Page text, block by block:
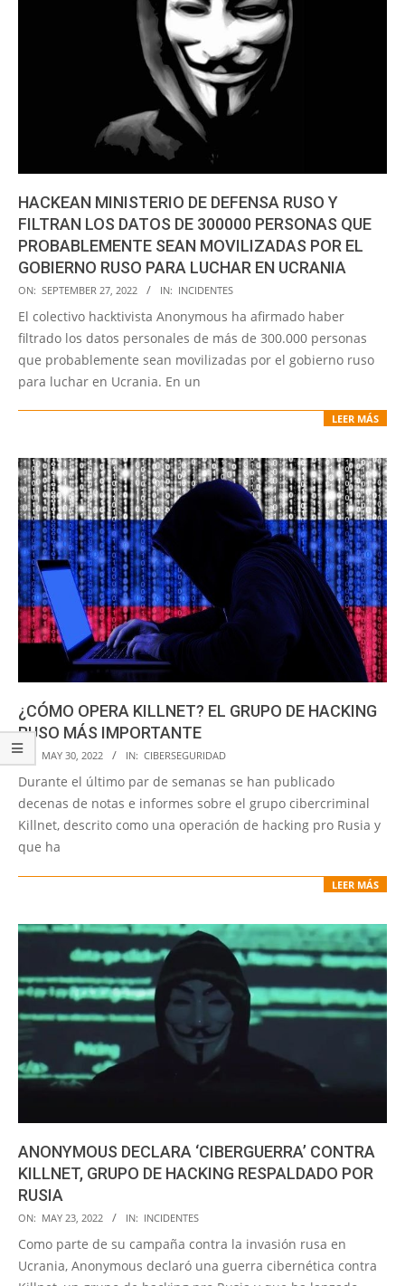
HACKEAN MINISTERIO DE DEFENSA RUSO Y
FILTRAN LOS DATOS DE 300000 PERSONAS QUE
PROBABLEMENTE SEAN MOVILIZADAS POR EL
GOBIERNO RUSO PARA LUCHAR EN UCRANIA
2022-
09-
27
ON: SEPTEMBER 27, 2022 IN: INCIDENTES
El colectivo hacktivista Anonymous ha afirmado haber
filtrado los datos personales de más de 300.000 personas
que probablemente sean movilizadas por el gobierno ruso
para luchar en Ucrania. En un
LEER MÁS
¿CÓMO OPERA KILLNET? EL GRUPO DE HACKING
RUSO MÁS IMPORTANTE
2022-
05-
30
ON: MAY 30, 2022 IN: CIBERSEGURIDAD
Durante el último par de semanas se han publicado
decenas de notas e informes sobre el grupo cibercriminal
Killnet, descrito como una operación de hacking pro Rusia y
que ha
LEER MÁS
ANONYMOUS DECLARA ‘CIBERGUERRA’ CONTRA
KILLNET, GRUPO DE HACKING RESPALDADO POR
RUSIA
2022-
05-
23
ON: MAY 23, 2022 IN: INCIDENTES
Como parte de su campaña contra la invasión rusa en
Ucrania, Anonymous declaró una guerra cibernética contra